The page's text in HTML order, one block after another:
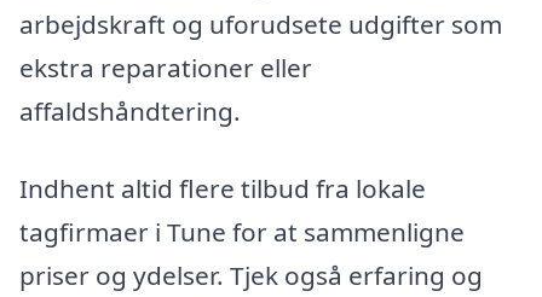
arbejdskraft og uforudsete udgifter som
ekstra reparationer eller
affaldshåndtering.
Indhent altid flere tilbud fra lokale
tagfirmaer i Tune for at sammenligne
priser og ydelser. Tjek også erfaring og